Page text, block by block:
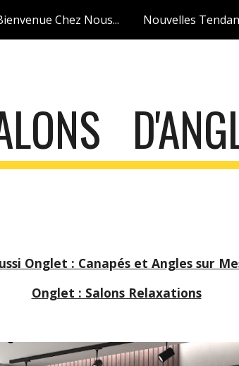
content Skip to
Chez Nous...
Onglet : Canapés et Angles sur
Onglet : Salons Relaxations